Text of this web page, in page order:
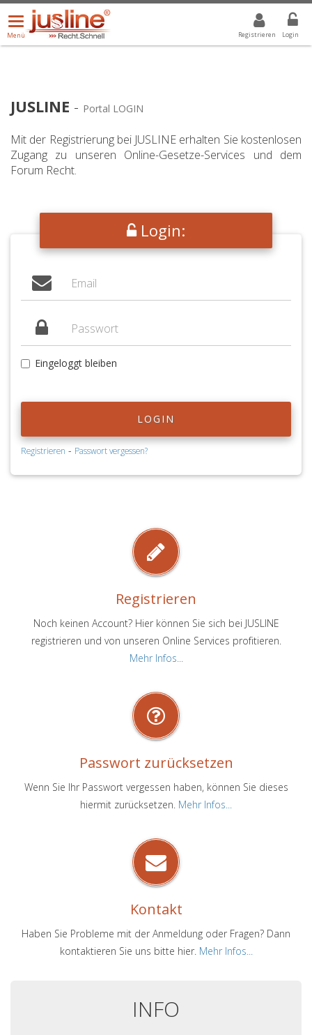
Registrieren Login
Menü
öffnen/schließen
Menü
ALLE DROPDOWN: GEWÄHLTER WERT IST ALLE
JUSLINE - Portal LOGIN
Mit der Registrierung bei JUSLINE erhalten Sie kostenlosen
Zugang zu unseren Online-Gesetze-Services und dem
Forum Recht.
Login:
Eingeloggt bleiben
LOGIN
Registrieren - Passwort vergessen?
Registrieren
Noch keinen Account? Hier können Sie sich bei JUSLINE
registrieren und von unseren Online Services profitieren.
Mehr Infos...
Passwort zurücksetzen
Wenn Sie Ihr Passwort vergessen haben, können Sie dieses
hiermit zurücksetzen. Mehr Infos...
Kontakt
Haben Sie Probleme mit der Anmeldung oder Fragen? Dann
kontaktieren Sie uns bitte hier. Mehr Infos...
INFO